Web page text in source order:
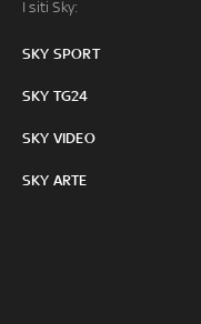
I siti Sky:
SKY SPORT
SKY TG24
SKY VIDEO
SKY ARTE